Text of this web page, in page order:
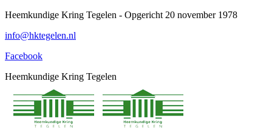
Spring
content
Heemkundige Kring Tegelen - Opgericht 20 november 1978
info@hktegelen.nl
Facebook
Heemkundige Kring Tegelen